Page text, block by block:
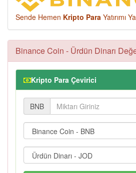
Sende Hemen Kripto Para Yatırımı
Binance Coin - Ürdün Dinarı
Kripto Para Çevirici
BNB